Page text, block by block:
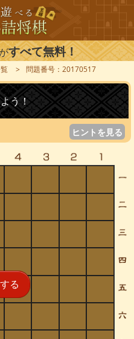
すべて無料！
問題番号：20170517
う！
ヒントを見る
る